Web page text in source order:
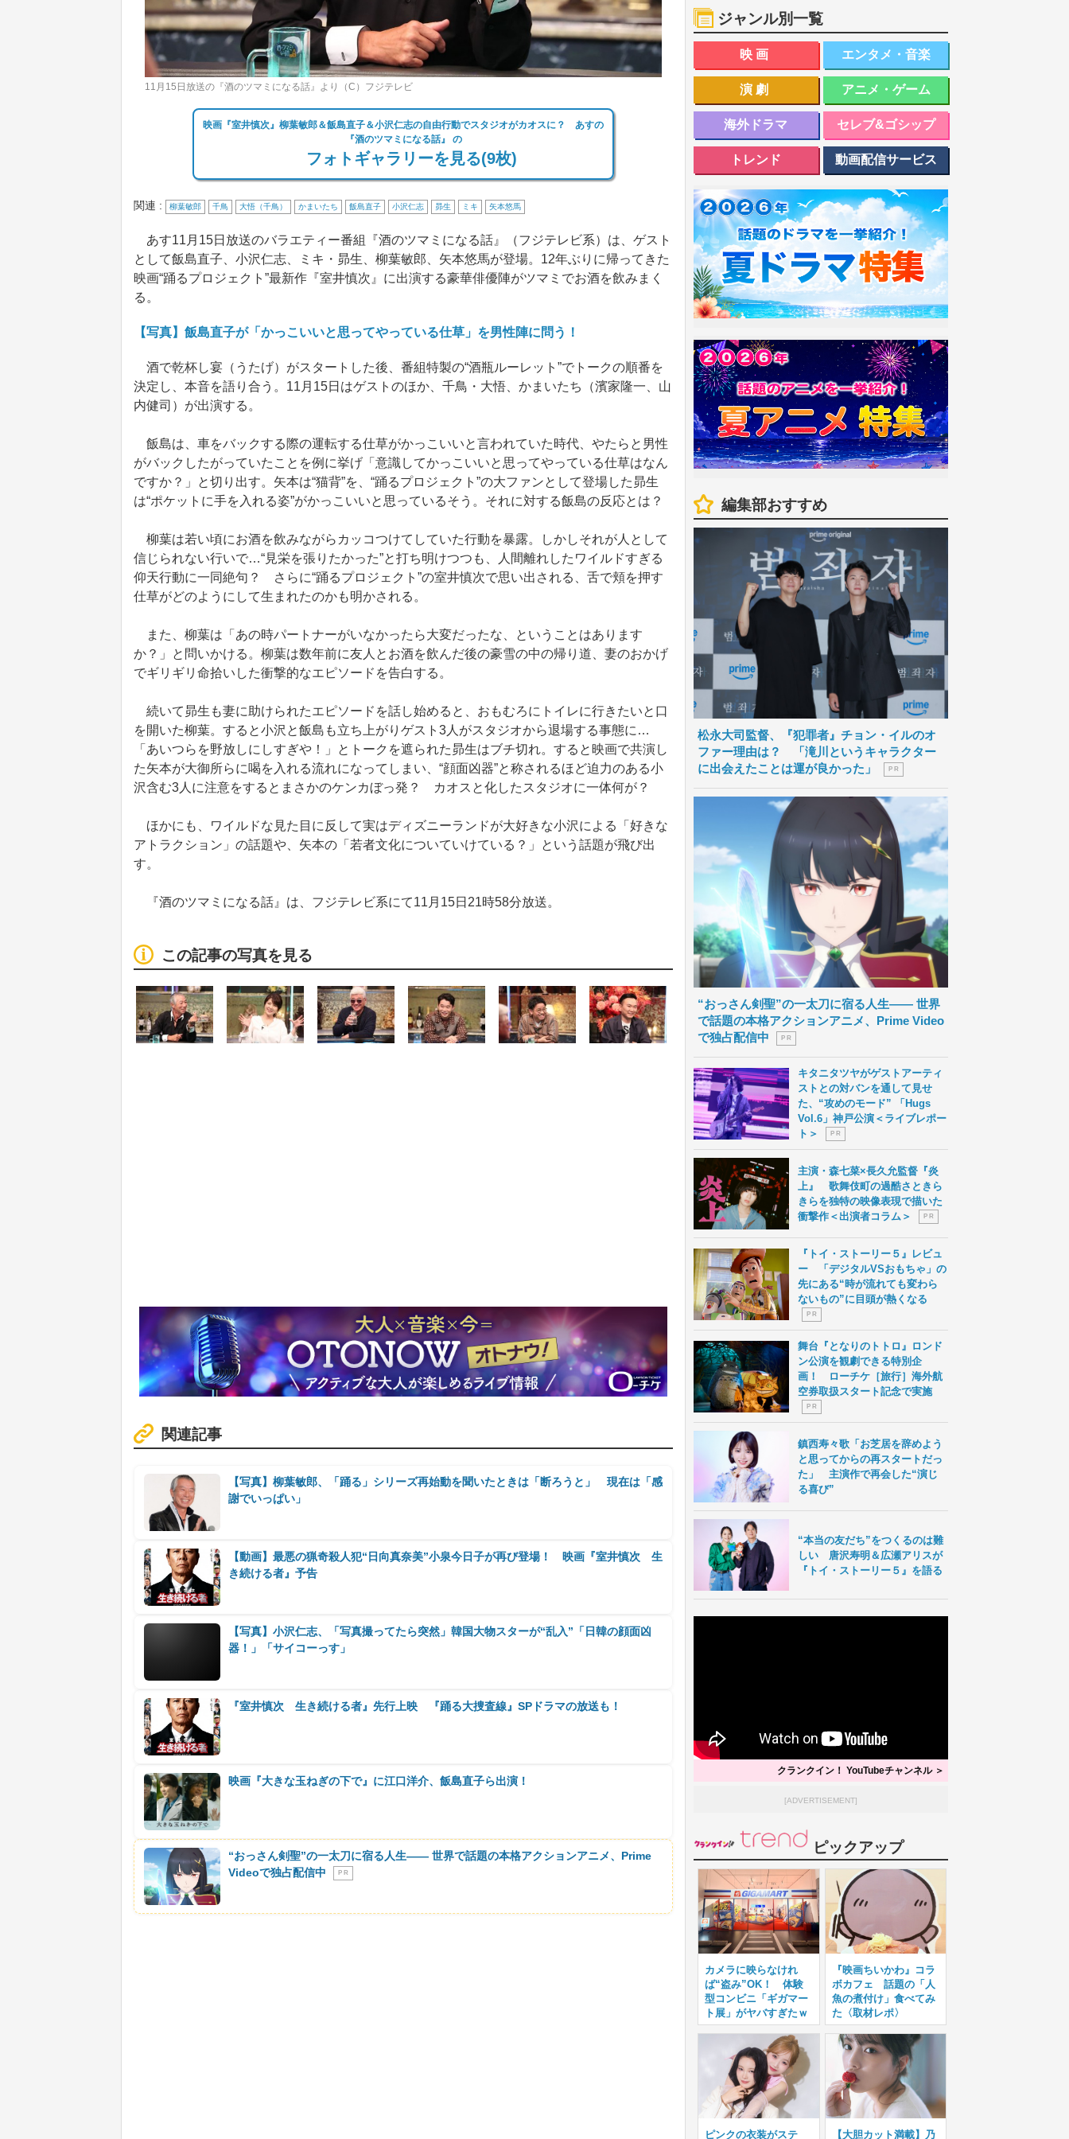
11月15日放送の『酒のツマミになる話』より（C）フジテレビ
映画『室井慎次』柳葉敏郎＆飯島直子＆小沢仁志の自由行動でスタジオがカオスに？ あすの
『酒のツマミになる話』 の
フォトギャラリーを見る(9枚)
関連 : 柳葉敏郎 千鳥 大悟（千鳥） かまいたち 飯島直子 小沢仁志 昴生 ミキ 矢本悠馬
あす11月15日放送のバラエティー番組『酒のツマミになる話』（フジテレビ系）は、ゲスト
として飯島直子、小沢仁志、ミキ・昴生、柳葉敏郎、矢本悠馬が登場。12年ぶりに帰ってきた
映画“踊るプロジェクト”最新作『室井慎次』に出演する豪華俳優陣がツマミでお酒を飲みまく
る。
【写真】飯島直子が「かっこいいと思ってやっている仕草」を男性陣に問う！
酒で乾杯し宴（うたげ）がスタートした後、番組特製の“酒瓶ルーレット”でトークの順番を
決定し、本音を語り合う。11月15日はゲストのほか、千鳥・大悟、かまいたち（濱家隆一、山
内健司）が出演する。
飯島は、車をバックする際の運転する仕草がかっこいいと言われていた時代、やたらと男性
がバックしたがっていたことを例に挙げ「意識してかっこいいと思ってやっている仕草はなん
ですか？」と切り出す。矢本は“猫背”を、“踊るプロジェクト”の大ファンとして登場した昴生
は“ポケットに手を入れる姿”がかっこいいと思っているそう。それに対する飯島の反応とは？
柳葉は若い頃にお酒を飲みながらカッコつけてしていた行動を暴露。しかしそれが人として
信じられない行いで…“見栄を張りたかった”と打ち明けつつも、人間離れしたワイルドすぎる
仰天行動に一同絶句？ さらに“踊るプロジェクト”の室井慎次で思い出される、舌で頬を押す
仕草がどのようにして生まれたのかも明かされる。
また、柳葉は「あの時パートナーがいなかったら大変だったな、ということはあります
か？」と問いかける。柳葉は数年前に友人とお酒を飲んだ後の豪雪の中の帰り道、妻のおかげ
でギリギリ命拾いした衝撃的なエピソードを告白する。
続いて昴生も妻に助けられたエピソードを話し始めると、おもむろにトイレに行きたいと口
を開いた柳葉。すると小沢と飯島も立ち上がりゲスト3人がスタジオから退場する事態に…
「あいつらを野放しにしすぎや！」とトークを遮られた昴生はブチ切れ。すると映画で共演し
た矢本が大御所らに喝を入れる流れになってしまい、“顔面凶器”と称されるほど迫力のある小
沢含む3人に注意をするとまさかのケンカぼっ発？ カオスと化したスタジオに一体何が？
ほかにも、ワイルドな見た目に反して実はディズニーランドが大好きな小沢による「好きな
アトラクション」の話題や、矢本の「若者文化についていけている？」という話題が飛び出
す。
『酒のツマミになる話』は、フジテレビ系にて11月15日21時58分放送。
この記事の写真を見る
関連記事
【写真】柳葉敏郎、「踊る」シリーズ再始動を聞いたときは「断ろうと」 現在は「感
謝でいっぱい」
【動画】最悪の猟奇殺人犯“日向真奈美”小泉今日子が再び登場！ 映画『室井慎次 生
き続ける者』予告
【写真】小沢仁志、「写真撮ってたら突然」韓国大物スターが“乱入”「日韓の顔面凶
器！」「サイコーっす」
『室井慎次 生き続ける者』先行上映 『踊る大捜査線』SPドラマの放送も！
映画『大きな玉ねぎの下で』に江口洋介、飯島直子ら出演！
“おっさん剣聖”の一太刀に宿る人生―― 世界で話題の本格アクションアニメ、Prime
Videoで独占配信中
P R
ジャンル別一覧
映画 エンタメ・音楽
演劇 アニメ・ゲーム
海外ドラマ セレブ&ゴシップ
トレンド 動画配信サービス
編集部おすすめ
松永大司監督、『犯罪者』チョン・イルのオ
ファー理由は？ 「滝川というキャラクター
に出会えたことは運が良かった」
P R
“おっさん剣聖”の一太刀に宿る人生―― 世界
で話題の本格アクションアニメ、Prime Video
で独占配信中
P R
キタニタツヤがゲストアーティ
ストとの対バンを通して見せ
た、“攻めのモード” 「Hugs
Vol.6」神戸公演＜ライブレポー
ト＞
P R
主演・森七菜×長久允監督『炎
上』 歌舞伎町の過酷さときら
きらを独特の映像表現で描いた
衝撃作＜出演者コラム＞
P R
『トイ・ストーリー５』レビュ
ー 「デジタルVSおもちゃ」の
先にある“時が流れても変わら
ないもの”に目頭が熱くなる
P R
舞台『となりのトトロ』ロンド
ン公演を観劇できる特別企
画！ ローチケ［旅行］海外航
空券取扱スタート記念で実施
P R
鎮西寿々歌「お芝居を辞めよう
と思ってからの再スタートだっ
た」 主演作で再会した“演じ
る喜び”
“本当の友だち”をつくるのは難
しい 唐沢寿明＆広瀬アリスが
『トイ・ストーリー５』を語る
クランクイン！ YouTubeチャンネル ＞
[ADVERTISEMENT]
ピックアップ
カメラに映らなけれ
ば“盗み”OK！ 体験
型コンビニ「ギガマー
ト展」がヤバすぎたｗ
『映画ちいかわ』コラ
ボカフェ 話題の「人
魚の煮付け」食べてみ
た〈取材レポ〉
ピンクの衣装がステ 【大胆カット満載】乃